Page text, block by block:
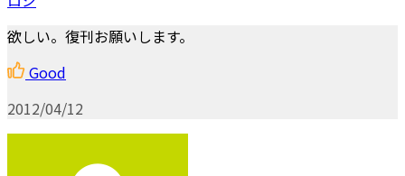
欲しい。復刊お願いします。
Good
2012/04/12